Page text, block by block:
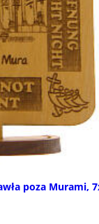
poza Murami,